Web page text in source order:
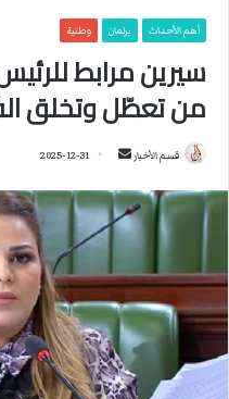
أهم الأحداث برلمان وطنية
سيرين مرابط
من تعطّل وتخلق
قسم الأخبار
س
ل
ر
ي
ا
إ
2025-12-31